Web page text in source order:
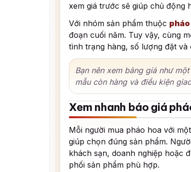
xem giá trước sẽ giúp chủ động
Với nhóm sản phẩm thuộc
đoạn cuối năm. Tuy vậy, cùng
tình trạng hàng, số lượng đặt và
Bạn nên xem bảng giá như
mẫu còn hàng và điều kiện
Xem nhanh báo giá
Mỗi người mua pháo hoa với
giúp chọn đúng sản phẩm.
khách sạn, doanh nghiệp hoặc
phối sản phẩm phù hợp.